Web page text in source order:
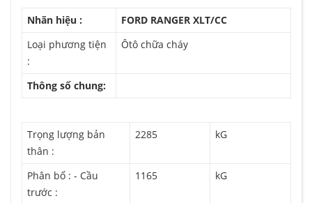
Nhãn hiệu :
FORD RANGER XLT/CC
Loại phương tiện
:
Ôtô chữa cháy
Thông số chung:
Trọng lượng bản
thân :
2285 kG
Phân bố : - Cầu
trước :
1165 kG